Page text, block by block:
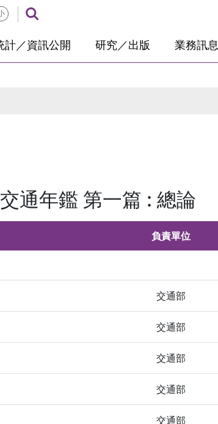
計／資訊公開 研究／出版 業務訊息
通年鑑 第一篇 : 總論
負責單位
交通部
交通部
交通部
交通部
交通部